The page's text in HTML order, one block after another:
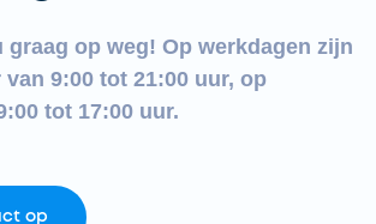
graag op weg! Op werkdagen zijn
9:00 tot 21:00 uur, op
tot 17:00 uur.
op